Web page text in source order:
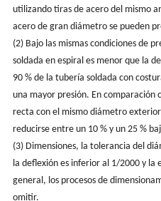
utilizando tiras de acero del mismo
acero de gran diámetro se pueden
(2) Bajo las mismas condiciones de
soldada en espiral es menor que la
90 % de la tubería soldada con
una mayor presión. En comparación
recta con el mismo diámetro
reducirse entre un 10 % y un 25 %
(3) Dimensiones, la tolerancia del
la deflexión es inferior al 1/2000 y la
general, los procesos de
omitir.